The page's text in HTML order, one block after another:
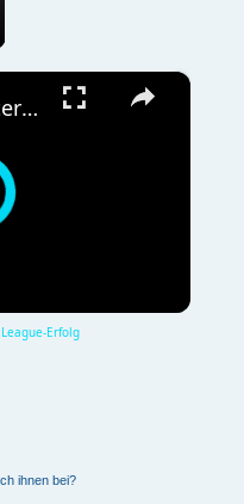
×
BVB 2025: Meisterschaft und Champions League-Erfolg
Erfolg
ihnen bei?